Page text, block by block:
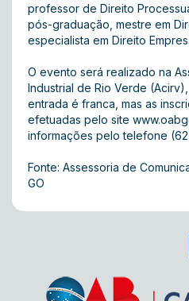
professor de Direito
pós-graduação, mestre em
especialista em Direito
O evento será realizado na
Industrial de Rio Verde
entrada é franca, mas as
efetuadas pelo site
informações pelo telefone
Fonte: Assessoria de
GO